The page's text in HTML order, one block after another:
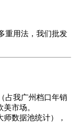
重用法，我们批发
占我广州档口年销
市场。
师数据池统计），